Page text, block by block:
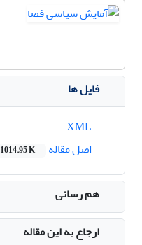
فایل ها
اصل مقاله
1014.95 K
هم رسانی
ارجاع به این مقاله